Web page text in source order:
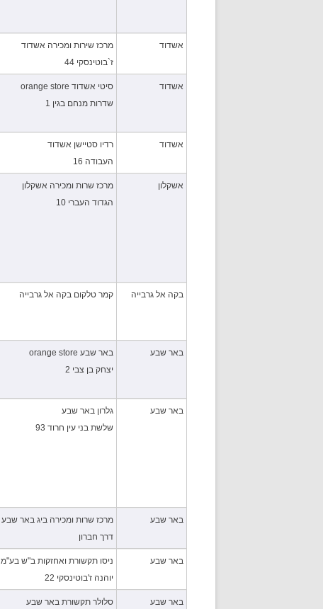
אשדוד
מרכז שירות ומכירה אשדוד
ז`בוטינסקי 44
אשדוד
סיטי אשדוד orange store
שדרות מנחם בגין 1
אשדוד
רדיו סטיישן אשדוד
העבודה 16
אשקלון
מרכז שרות ומכירה אשקלון
הגדוד העברי 10
בקה אל גרבייה קמר טלקום בקה אל גרבייה
באר שבע
באר שבע orange store
יצחק בן צבי 2
באר שבע
גלרון באר שבע
שלשת בני עין חרוד 93
באר שבע
מרכז שרות ומכירה ביג באר שבע
דרך חברון
באר שבע
ניסו תקשורת ואחזקות ב"ש בע"מ
יוהנה ז'בוטינסקי 22
באר שבע
סלולר תקשורת באר שבע